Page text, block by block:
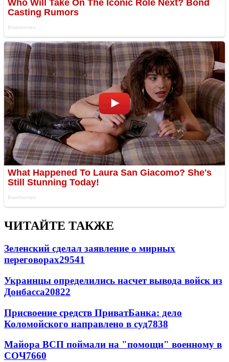
ЧИТАЙТЕ ТАКЖЕ
Зеленский сделал заявление о мирных
переговорах29541
Украинцы определились насчет вывода войск из
Донбасса20822
Присвоение средств ПриватБанка: дело
Коломойского направлено в суд7838
Майора ВСП поймали на "помощи" военному в
СОЧ7660